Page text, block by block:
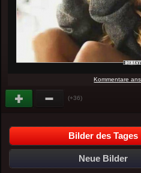
Kommentare
(+36)
Bilder des Tages
Neue Bilder